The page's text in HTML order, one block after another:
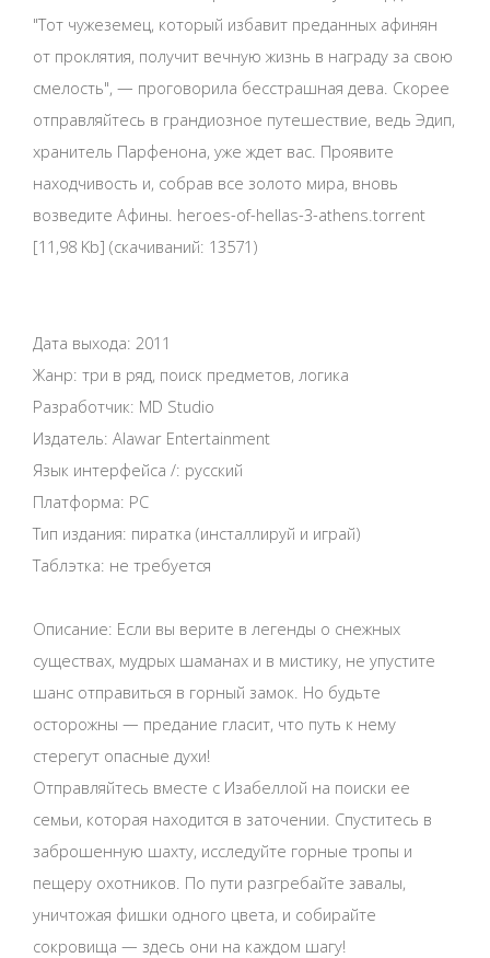
"Тот чужеземец, который избавит преданных афинян
от проклятия, получит вечную жизнь в награду за свою
смелость", — проговорила бесстрашная дева. Скорее
отправляйтесь в грандиозное путешествие, ведь Эдип,
хранитель Парфенона, уже ждет вас. Проявите
находчивость и, собрав все золото мира, вновь
возведите Афины. heroes-of-hellas-3-athens.torrent
[11,98 Kb] (cкачиваний: 13571)
Дата выхода: 2011
Жанр: три в ряд, поиск предметов, логика
Разработчик: MD Studio
Издатель: Alawar Entertainment
Язык интерфейса /: русский
Платформа: PC
Тип издания: пиратка (инсталлируй и играй)
Таблэтка: не требуется
Описание: Если вы верите в легенды о снежных
существах, мудрых шаманах и в мистику, не упустите
шанс отправиться в горный замок. Но будьте
осторожны — предание гласит, что путь к нему
стерегут опасные духи!
Отправляйтесь вместе с Изабеллой на поиски ее
семьи, которая находится в заточении. Спуститесь в
заброшенную шахту, исследуйте горные тропы и
пещеру охотников. По пути разгребайте завалы,
уничтожая фишки одного цвета, и собирайте
сокровища — здесь они на каждом шагу!